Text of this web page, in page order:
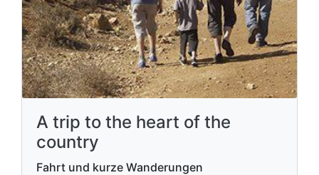
A trip to the heart of the
country
Fahrt und kurze Wanderungen